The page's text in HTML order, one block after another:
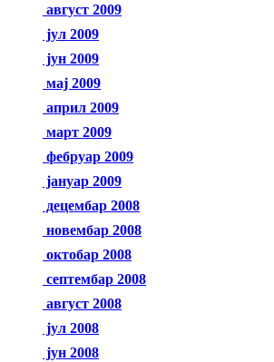
август 2009
јул 2009
јун 2009
мај 2009
април 2009
март 2009
фебруар 2009
јануар 2009
децембар 2008
новембар 2008
октобар 2008
септембар 2008
август 2008
јул 2008
јун 2008